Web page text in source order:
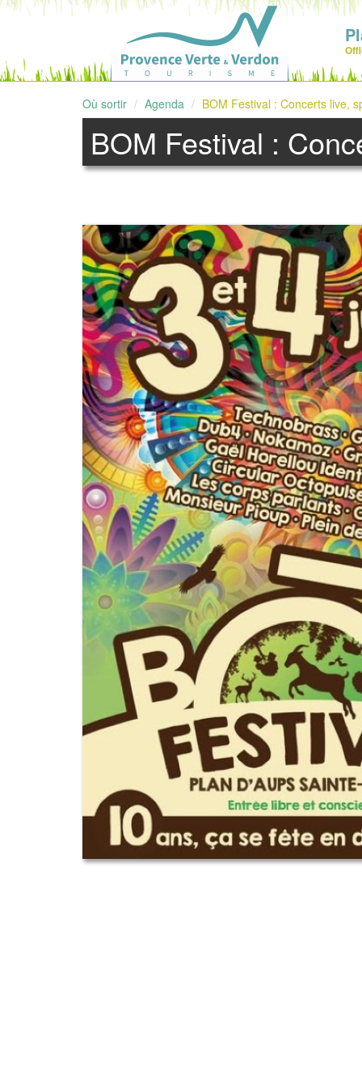
Où sortir Agenda BOM Festival : Concerts live,
BOM Festival :